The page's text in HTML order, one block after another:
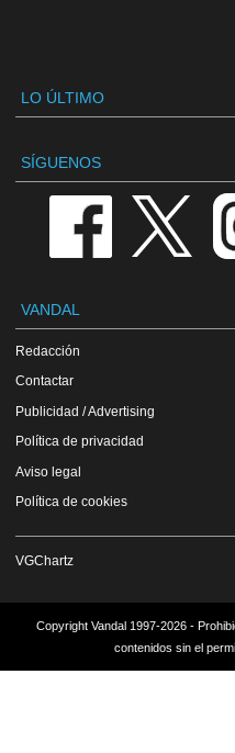
LO ÚLTIMO
SÍGUENOS
VANDAL
Redacción
Contactar
Publicidad / Advertising
Política de privacidad
Aviso legal
Política de cookies
VGChartz
Copyright Vandal 1997-2026 -
contenidos sin el